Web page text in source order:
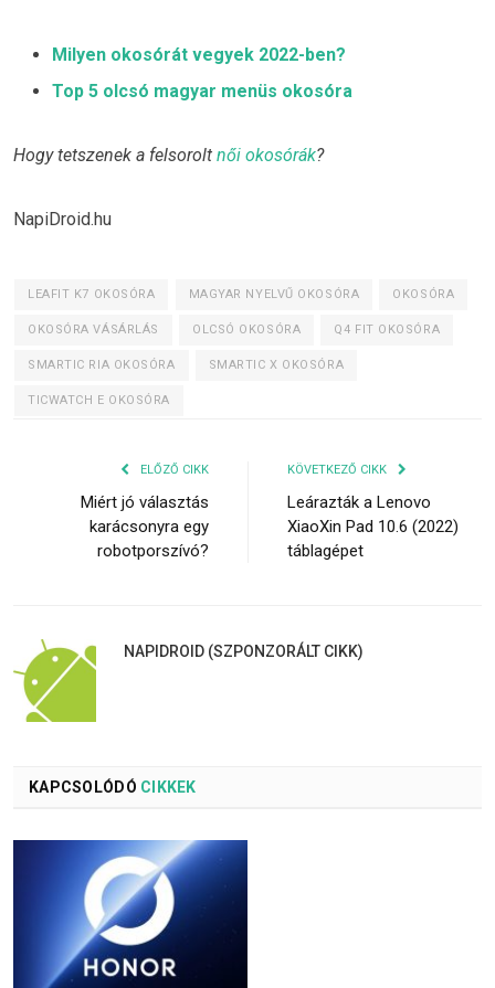
Milyen okosórát vegyek 2022-ben?
Top 5 olcsó magyar menüs okosóra
Hogy tetszenek a felsorolt női okosórák?
NapiDroid.hu
LEAFIT K7 OKOSÓRA MAGYAR NYELVŰ OKOSÓRA OKOSÓRA
OKOSÓRA VÁSÁRLÁS OLCSÓ OKOSÓRA Q4 FIT OKOSÓRA
SMARTIC RIA OKOSÓRA SMARTIC X OKOSÓRA
TICWATCH E OKOSÓRA
ELŐZŐ CIKK
Miért jó választás
karácsonyra egy
robotporszívó?
KÖVETKEZŐ CIKK
Leárazták a Lenovo
XiaoXin Pad 10.6 (2022)
táblagépet
NAPIDROID (SZPONZORÁLT CIKK)
KAPCSOLÓDÓ CIKKEK